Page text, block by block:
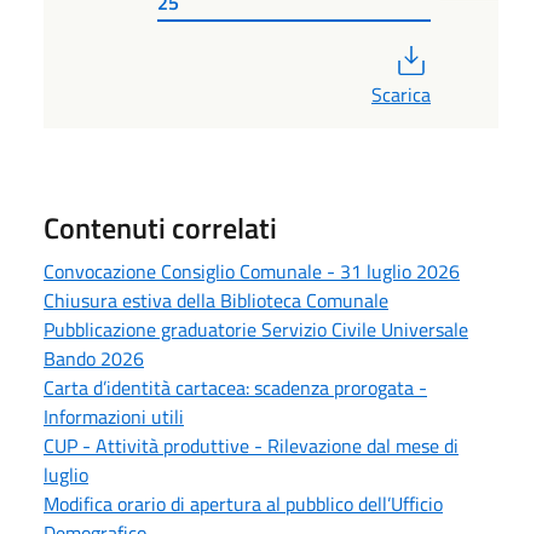
Scarica
Contenuti correlati
Convocazione Consiglio Comunale - 31 luglio 2026
Chiusura estiva della Biblioteca Comunale
Pubblicazione graduatorie Servizio Civile Universale
Bando 2026
Carta d’identità cartacea: scadenza prorogata -
Informazioni utili
CUP - Attività produttive - Rilevazione dal mese di
luglio
Modifica orario di apertura al pubblico dell’Ufficio